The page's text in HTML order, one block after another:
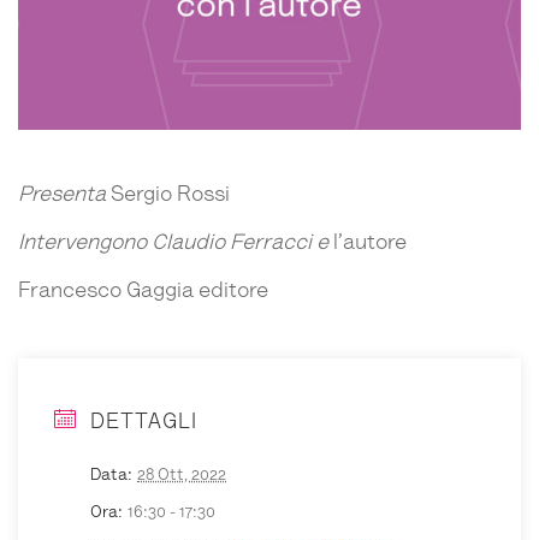
Presenta Sergio Rossi
Intervengono Claudio Ferracci e l’autore
Francesco Gaggia editore
DETTAGLI
Data: 28 Ott, 2022
Ora: 16:30 - 17:30